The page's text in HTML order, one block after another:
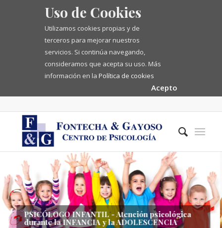
Uso de Cookies
Utilizamos cookies propias y de
terceros para mejorar nuestros
servicios. Si continúa navegando,
consideramos que acepta su uso. Más
información en la Política de cookies
Acepto
ATENCIÓN PSICOLÓGICA - Terapia
INDIVIDUAL y de PAREJA